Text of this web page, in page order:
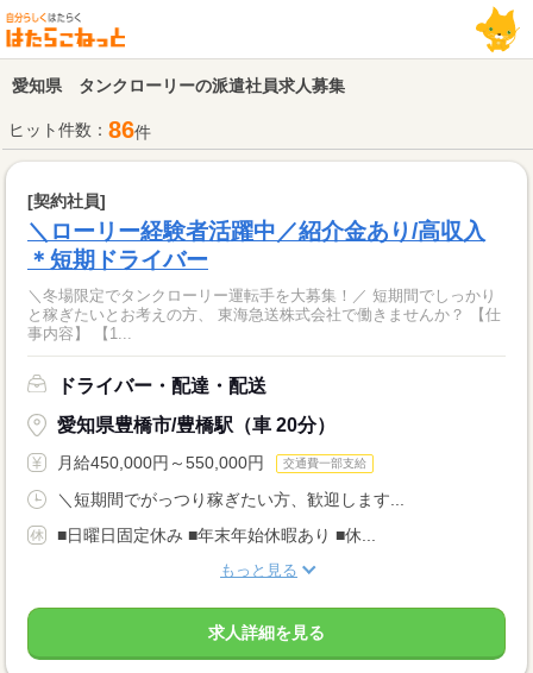
愛知県 タンクローリーの派遣社員求人募集
ヒット件数： 86件
[契約社員]
＼ローリー経験者活躍中／紹介金あり/高収入
＊短期ドライバー
＼冬場限定でタンクローリー運転手を大募集！／ 短期間でしっかり
と稼ぎたいとお考えの方、 東海急送株式会社で働きませんか？ 【仕
事内容】 【1...
ドライバー・配達・配送
愛知県豊橋市/豊橋駅（車 20分）
月給450,000円～550,000円 交通費一部支給
＼短期間でがっつり稼ぎたい方、歓迎します...
■日曜日固定休み ■年末年始休暇あり ■休...
もっと見る
求人詳細を見る